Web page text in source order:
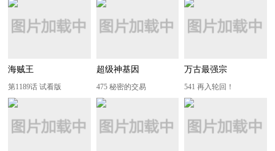
海贼王
第1189话 试看版
超级神基因
475 秘密的交易
万古最强宗
541 再入轮回！